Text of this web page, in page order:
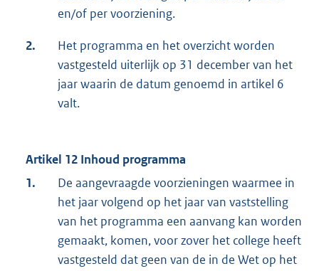
en/of per voorziening.
2.
Het programma en het overzicht worden
vastgesteld uiterlijk op 31 december van het
jaar waarin de datum genoemd in artikel 6
valt.
Artikel 12 Inhoud programma
1.
De aangevraagde voorzieningen waarmee in
het jaar volgend op het jaar van vaststelling
van het programma een aanvang kan worden
gemaakt, komen, voor zover het college heeft
vastgesteld dat geen van de in de Wet op het